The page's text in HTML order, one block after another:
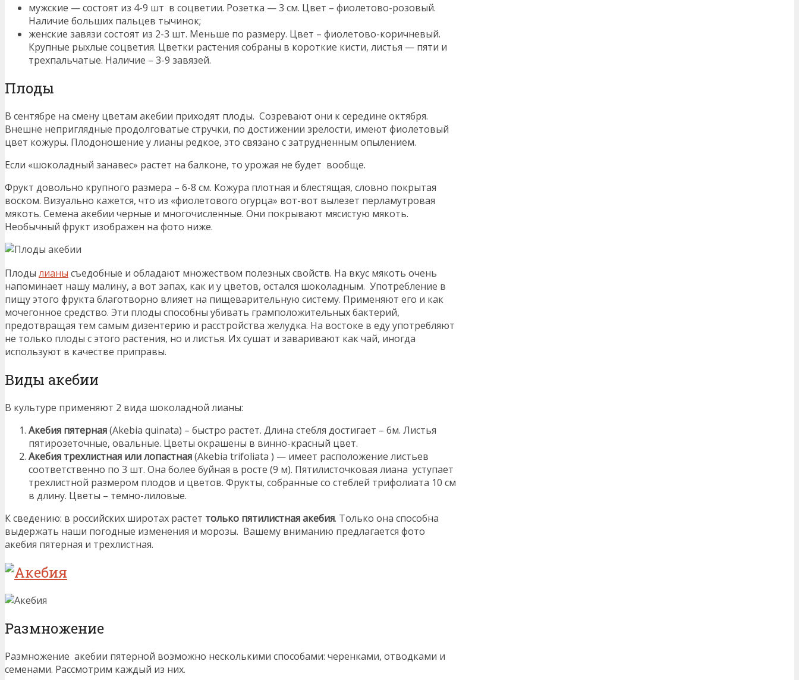
мужские — состоят из 4-9 шт в соцветии. Розетка — 3 см. Цвет – фиолетово-розовый.
Наличие больших пальцев тычинок;
женские завязи состоят из 2-3 шт. Меньше по размеру. Цвет – фиолетово-коричневый.
Крупные рыхлые соцветия. Цветки растения собраны в короткие кисти, листья — пяти и
трехпальчатые. Наличие – 3-9 завязей.
Плоды
В сентябре на смену цветам акебии приходят плоды. Созревают они к середине октября.
Внешне неприглядные продолговатые стручки, по достижении зрелости, имеют фиолетовый
цвет кожуры. Плодоношение у лианы редкое, это связано с затрудненным опылением.
Если «шоколадный занавес» растет на балконе, то урожая не будет вообще.
Фрукт довольно крупного размера – 6-8 см. Кожура плотная и блестящая, словно покрытая
воском. Визуально кажется, что из «фиолетового огурца» вот-вот вылезет перламутровая
мякоть. Семена акебии черные и многочисленные. Они покрывают мясистую мякоть.
Необычный фрукт изображен на фото ниже.
Плоды лианы съедобные и обладают множеством полезных свойств. На вкус мякоть очень
напоминает нашу малину, а вот запах, как и у цветов, остался шоколадным. Употребление в
пищу этого фрукта благотворно влияет на пищеварительную систему. Применяют его и как
мочегонное средство. Эти плоды способны убивать грамположительных бактерий,
предотвращая тем самым дизентерию и расстройства желудка. На востоке в еду употребляют
не только плоды с этого растения, но и листья. Их сушат и заваривают как чай, иногда
используют в качестве приправы.
Виды акебии
В культуре применяют 2 вида шоколадной лианы:
Акебия пятерная(Akebia quinata) – быстро растет. Длина стебля достигает – 6м. Листья
пятирозеточные, овальные. Цветы окрашены в винно-красный цвет.
Акебия трехлистная или лопастная(Akebia trifoliata ) — имеет расположение листьев
соответственно по 3 шт. Она более буйная в росте (9 м). Пятилисточковая лиана уступает
трехлистной размером плодов и цветов. Фрукты, собранные со стеблей трифолиата 10 см
в длину. Цветы – темно-лиловые.
К сведению: в российских широтах растет только пятилистная акебия. Только она способна
выдержать наши погодные изменения и морозы. Вашему вниманию предлагается фото
акебия пятерная и трехлистная.
Размножение
Размножение акебии пятерной возможно несколькими способами: черенками, отводками и
семенами. Рассмотрим каждый из них.